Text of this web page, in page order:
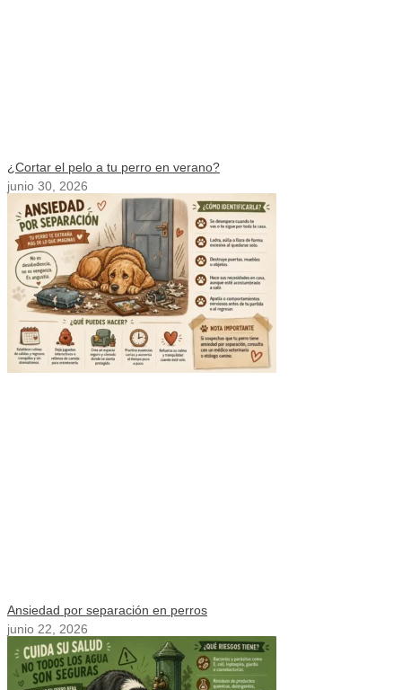
¿Cortar el pelo a tu perro en verano?
junio 30, 2026
Ansiedad por separación en perros
junio 22, 2026